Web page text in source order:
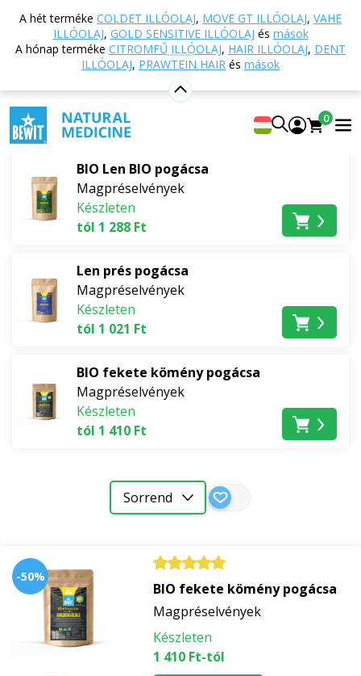
A hét terméke COLDET ILLÓOLAJ, MOVE GT ILLÓOLAJ, VAHE
ILLÓOLAJ, GOLD SENSITIVE ILLÓOLAJ és mások
A hónap terméke CITROMFŰ ILLÓOLAJ, HAIR ILLÓOLAJ, DENT
ILLÓOLAJ, PRAWTEIN HAIR és mások
0
Vissza a főoldalra Webáruház
Táplálkozás és
étrend-kiegészítők
Szuperételek
Magpréselvények
A legtöbbet eladott
BIO Len BIO pogácsa
Magpréselvények
Készleten
tól 1 288 Ft
Len prés pogácsa
Magpréselvények
Készleten
tól 1 021 Ft
BIO fekete kömény pogácsa
Magpréselvények
Készleten
tól 1 410 Ft
Sorrend
-50%
BIO fekete kömény pogácsa
Magpréselvények
Készleten
1 410 Ft-tól